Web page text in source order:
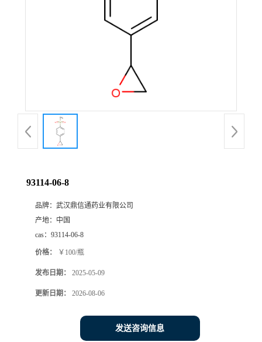
产
93114-06-8
品牌： 武汉鼎信通药业有限公司
产地： 中国
cas： 93114-06-8
价格： ￥100/瓶
发布日期： 2025-05-09
更新日期： 2026-08-06
发送咨询信息